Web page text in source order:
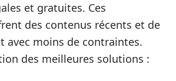
et gratuites. Ces
des contenus récents et de
avec moins de contraintes.
des meilleures solutions :